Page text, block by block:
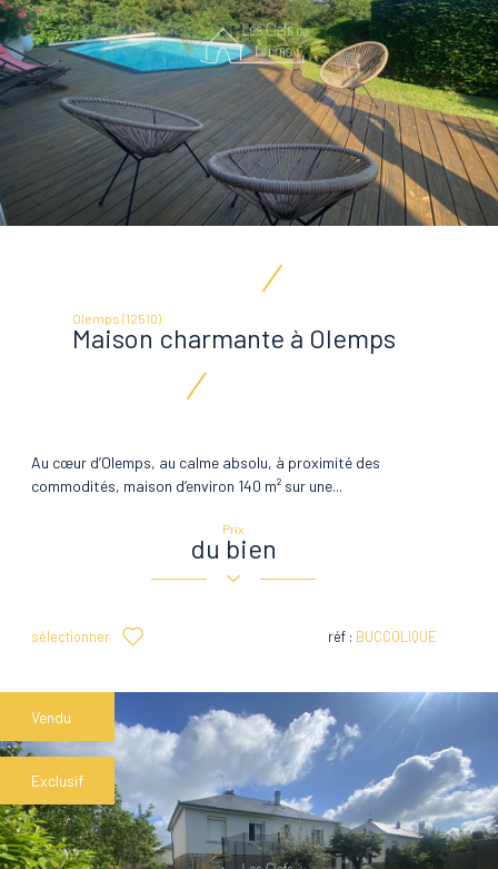
Olemps (12510)
Maison charmante à Olemps
Au cœur d’Olemps, au calme absolu, à proximité des
commodités, maison d’environ 140 m² sur une...
Prix
du bien
sélectionner réf : BUCCOLIQUE
Vendu
Exclusif